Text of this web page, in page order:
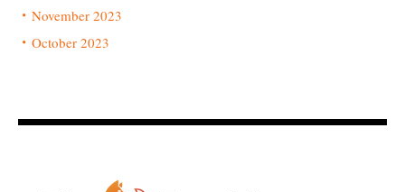
November 2023
October 2023